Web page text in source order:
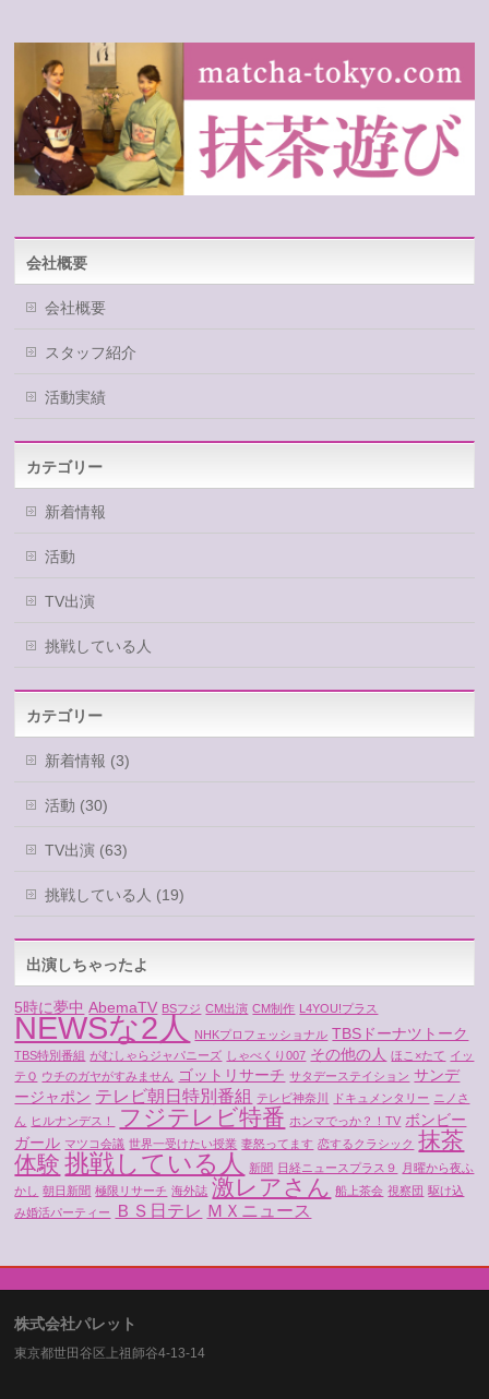
会社概要
会社概要
スタッフ紹介
活動実績
カテゴリー
新着情報
活動
TV出演
挑戦している人
カテゴリー
新着情報 (3)
活動 (30)
TV出演 (63)
挑戦している人 (19)
出演しちゃったよ
5時に夢中 AbemaTV BSフジ CM出演 CM制作 L4YOU!プラス
NEWSな2人 NHKプロフェッショナル TBSドーナツトーク
TBS特別番組 がむしゃらジャパニーズ しゃべくり007 その他の人 ほこ×たて イッ
テＱ ウチのガヤがすみません ゴットリサーチ サタデーステイション サンデ
ージャポン テレビ朝日特別番組 テレビ神奈川 ドキュメンタリー ニノさ
ん ヒルナンデス！ フジテレビ特番 ホンマでっか？！TV ボンビー
ガール マツコ会議 世界一受けたい授業 妻怒ってます 恋するクラシック 抹茶
体験 挑戦している人 新聞 日経ニュースプラス９
月曜から夜ふ
かし 朝日新聞 極限リサーチ 海外誌 激レアさん 船上茶会 視察団 駆け込
み婚活パーティー
ＢＳ日テレ ＭＸニュース
株式会社パレット
東京都世田谷区上祖師谷4-13-14